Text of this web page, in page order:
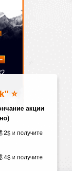
⭐️
акции
2$ и получите
4$ и получите